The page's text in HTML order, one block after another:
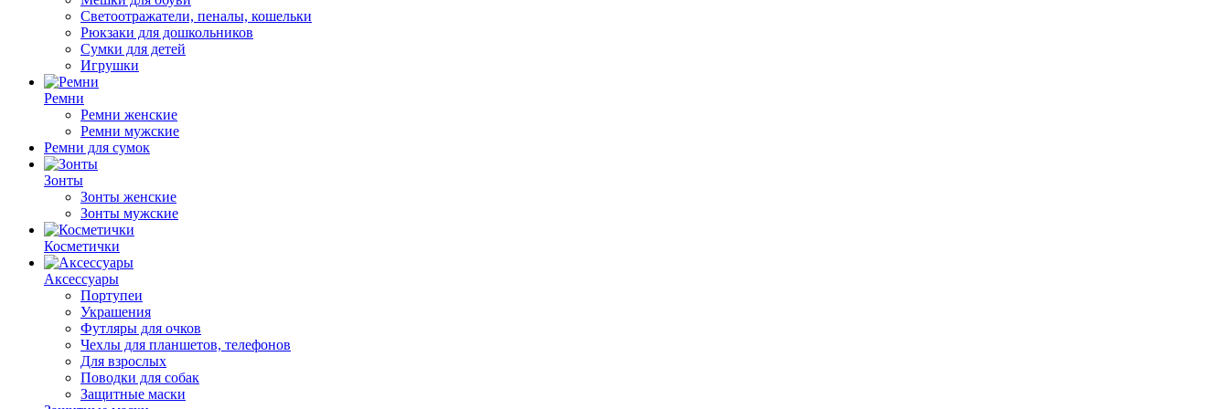
Светоотражатели, пеналы, кошельки
Рюкзаки для дошкольников
Сумки для детей
Игрушки
Ремни
Ремни женские
Ремни мужские
Ремни для сумок
Зонты
Зонты женские
Зонты мужские
Косметички
Аксессуары
Портупеи
Украшения
Футляры для очков
Чехлы для планшетов, телефонов
Для взрослых
Поводки для собак
Защитные маски